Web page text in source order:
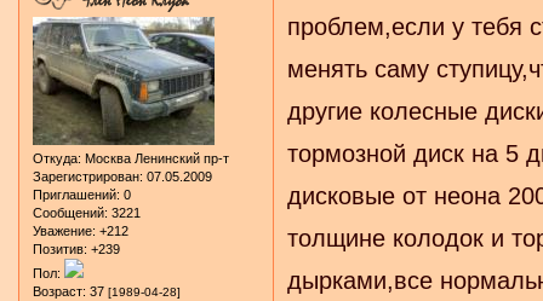
Откуда: Москва Ленинский пр-т
Зарегистрирован: 07.05.2009
Приглашений: 0
Сообщений: 3221
Уважение: +212
Позитив: +239
Пол:
Возраст: 37 [1989-04-28]
проблем,если у тебя
менять саму
другие колесные
тормозной диск на 5
дисковые от неона
толщине колодок и
дырками,все